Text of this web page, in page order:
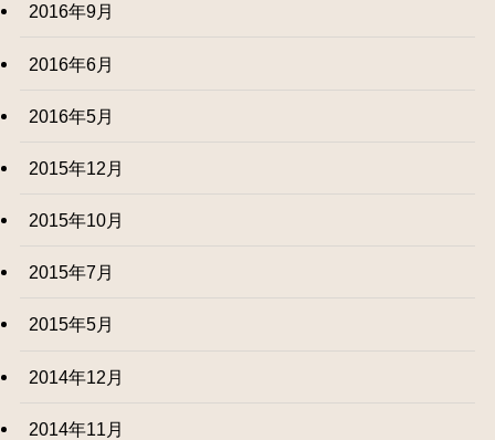
2016年9月
2016年6月
2016年5月
2015年12月
2015年10月
2015年7月
2015年5月
2014年12月
2014年11月